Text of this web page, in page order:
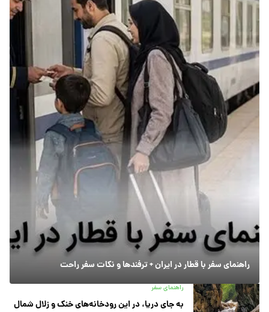
راهنمای سفر با قطار در ایران + ترفندها و نکات سفر راحت
راهنمای سفر
به جای دریا، در این رودخانه‌های خنک و زلال شمال